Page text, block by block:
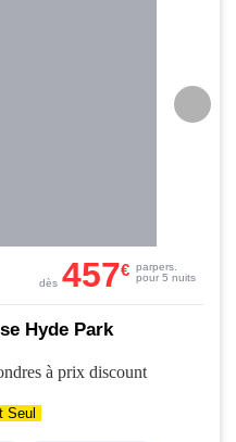
Hyde Park
Seul
dès 457€ parpers.
pour 5 nuits